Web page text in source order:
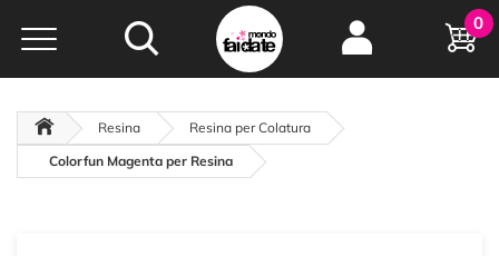
Hobby e
creatività...
oltre 15 anni online
0
Resina
Resina per Colatura
Colorfun Magenta per Resina